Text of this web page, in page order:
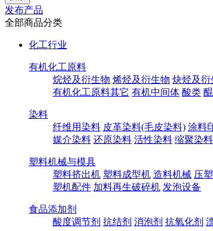
发布产品
全部商品分类
化工行业
有机化工原料
烷烃及衍生物 烯烃及衍生物 炔烃及衍
有机化工原料其它 有机中间体 酸类
染料
纤维用染料 皮革染料(毛皮染料) 涂料
媒介染料 还原染料 活性染料 缩聚染料
塑料机械与模具
塑料挤出机 塑料成型机 造料机械 压
塑机配件 加料再生破碎机 发泡设备
食品添加剂
酸度调节剂 抗结剂 消泡剂 抗氧化剂